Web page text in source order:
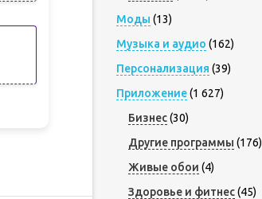
Моды (13)
Музыка и аудио (162)
Персонализация (39)
Приложение(1 627)
Бизнес(30)
Другие программы (176)
Живые обои (4)
Здоровье и фитнес(45)